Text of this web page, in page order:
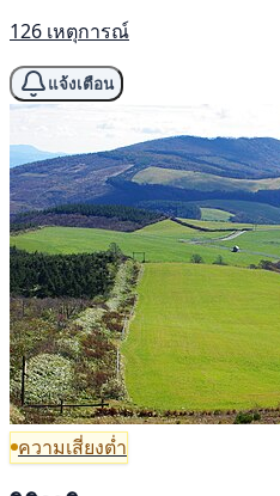
126 เหตุการณ์
แจ้งเตือน
ความเสี่ยงต่ำ